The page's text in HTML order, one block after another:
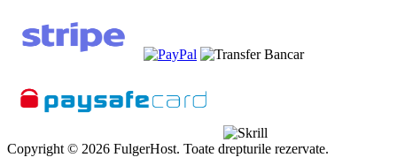
Copyright © 2026 FulgerHost. Toate drepturile rezervate.